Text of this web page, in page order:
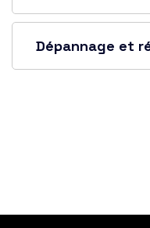
Dépannage et